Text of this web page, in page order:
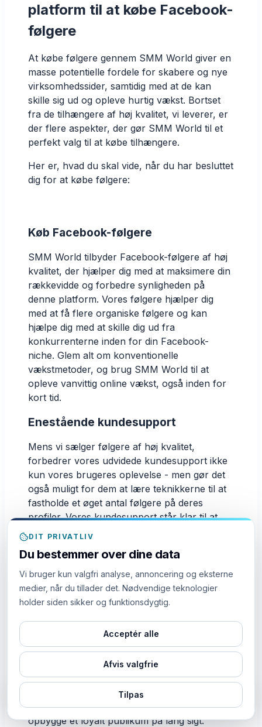
platform til at købe Facebook-
følgere
At købe følgere gennem SMM World giver en
masse potentielle fordele for skabere og nye
virksomhedssider, samtidig med at de kan
skille sig ud og opleve hurtig vækst. Bortset
fra de tilhængere af høj kvalitet, vi leverer, er
der flere aspekter, der gør SMM World til et
perfekt valg til at købe tilhængere.
Her er, hvad du skal vide, når du har besluttet
dig for at købe følgere:
Køb Facebook-følgere
SMM World tilbyder Facebook-følgere af høj
kvalitet, der hjælper dig med at maksimere din
rækkevidde og forbedre synligheden på
denne platform. Vores følgere hjælper dig
med at få flere organiske følgere og kan
hjælpe dig med at skille dig ud fra
konkurrenterne inden for din Facebook-
niche. Glem alt om konventionelle
vækstmetoder, og brug SMM World til at
opleve vanvittig online vækst, også inden for
kort tid.
Enestående kundesupport
Mens vi sælger følgere af høj kvalitet,
forbedrer vores udvidede kundesupport ikke
kun vores brugeres oplevelse - men gør det
også muligt for dem at lære teknikkerne til at
fastholde et øget antal følgere på deres
profiler. Vores kundesupport står klar til at
køber Facebook-følgere.
Værdi for pengene-priser
Vores priser er et unikt aspekt, der adskiller
os fra vores konkurrenter. Mens de fleste
tjenesteudbydere dumper følgere på din profil
på én gang og opkræver dig et betydeligt
beløb, giver SMM World dig mulighed for at
købe billige Facebook-følgere, der ikke kun
virker som magi ved at forbedre rækkevidden
af din profil - men også hjælper dig med at
opbygge et loyalt publikum på lang sigt.
Nogen fra købte 1K Likes
DIT PRIVATLIV
Du bestemmer over dine data
Vi bruger kun valgfri analyse, annoncering og eksterne
medier, når du tillader det. Nødvendige teknologier
holder siden sikker og funktionsdygtig.
Acceptér alle
Afvis valgfrie
Tilpas